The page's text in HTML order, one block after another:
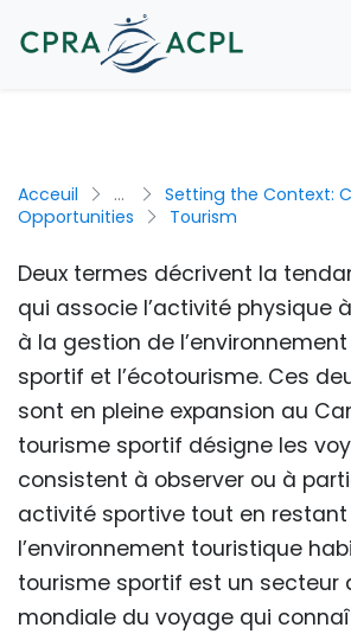
Acceuil ...
Setting the Context:
Opportunities
Tourism
Deux termes décrivent la
qui associe l’activité physique
à la gestion de
sportif et l’écotourisme. Ces
sont en pleine expansion au
tourisme sportif désigne les
consistent à observer ou à
activité sportive tout en restant
l’environnement touristique
tourisme sportif est un secteur
mondiale du voyage qui